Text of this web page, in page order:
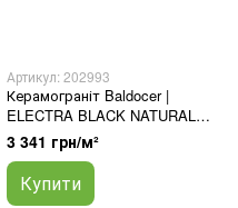
Артикул: 202993
Керамограніт Baldocer |
ELECTRA BLACK NATURAL
120X280X6mm
3 341 грн/м²
Купити